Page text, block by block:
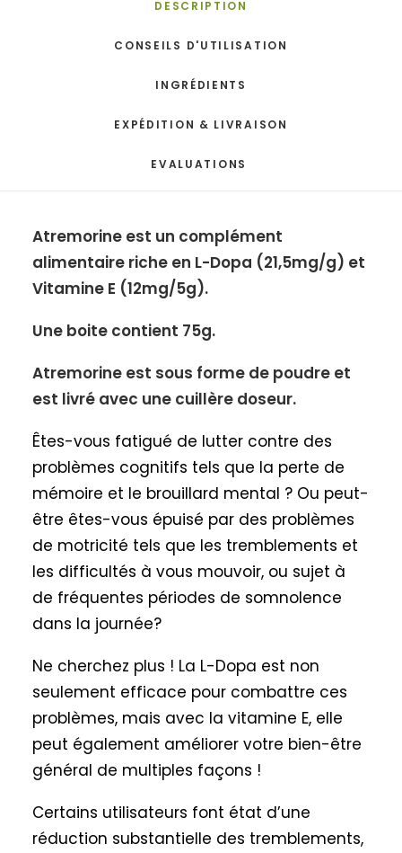
DESCRIPTION
CONSEILS D'UTILISATION
INGRÉDIENTS
EXPÉDITION & LIVRAISON
EVALUATIONS
Atremorine est un complément
alimentaire riche en L-Dopa (21,5mg/g) et
Vitamine E (12mg/5g).
Une boite contient 75g.
Atremorine est sous forme de poudre et
est livré avec une cuillère doseur.
Êtes-vous fatigué de lutter contre des
problèmes cognitifs tels que la perte de
mémoire et le brouillard mental ? Ou peut-
être êtes-vous épuisé par des problèmes
de motricité tels que les tremblements et
les difficultés à vous mouvoir, ou sujet à
de fréquentes périodes de somnolence
dans la journée?
Ne cherchez plus ! La L-Dopa est non
seulement efficace pour combattre ces
problèmes, mais avec la vitamine E, elle
peut également améliorer votre bien-être
général de multiples façons !
Certains utilisateurs font état d’une
réduction substantielle des tremblements,